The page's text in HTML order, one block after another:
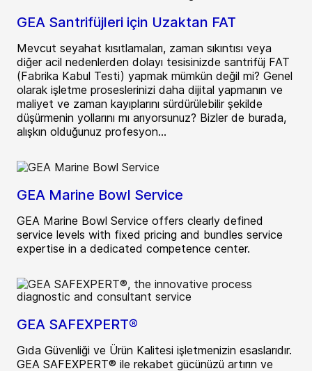
GEA Santrifüjleri için Uzaktan FAT
Mevcut seyahat kısıtlamaları, zaman sıkıntısı veya
diğer acil nedenlerden dolayı tesisinizde santrifüj FAT
(Fabrika Kabul Testi) yapmak mümkün değil mi? Genel
olarak işletme proseslerinizi daha dijital yapmanın ve
maliyet ve zaman kayıplarını sürdürülebilir şekilde
düşürmenin yollarını mı arıyorsunuz? Bizler de burada,
alışkın olduğunuz profesyon...
GEA Marine Bowl Service
GEA Marine Bowl Service offers clearly defined
service levels with fixed pricing and bundles service
expertise in a dedicated competence center.
GEA SAFEXPERT®
Gıda Güvenliği ve Ürün Kalitesi işletmenizin esaslarıdır.
GEA SAFEXPERT® ile rekabet gücünüzü artırın ve